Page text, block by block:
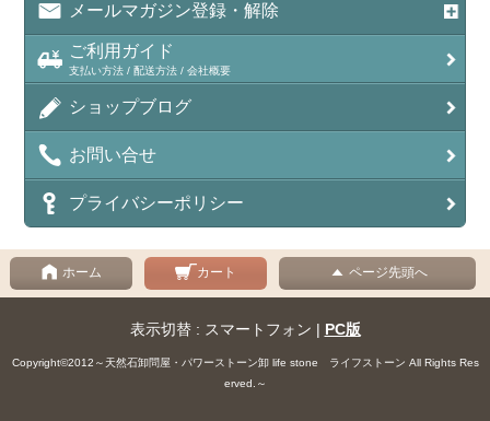
メールマガジン登録・解除
ご利用ガイド
支払い方法 / 配送方法 / 会社概要
ショップブログ
お問い合せ
プライバシーポリシー
ホーム カート ページ先頭へ
表示切替 : スマートフォン | PC版
Copyright©2012～天然石卸問屋・パワーストーン卸 life stone ライフストーン All Rights Res
erved.～